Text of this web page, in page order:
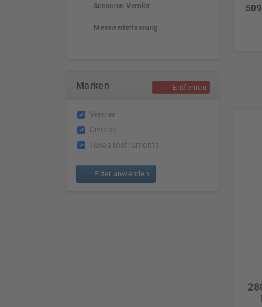
Sensoren Vernier
Messwerterfassung
Marken Entfernen
Vernier
Diverse
Texas Instruments
Filter anwenden
509